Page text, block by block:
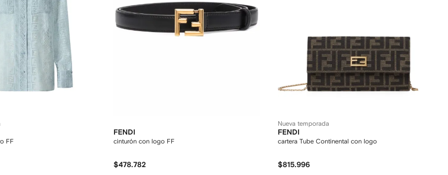
FF
FENDI
cinturón con logo FF
$478.782
Nueva temporada
FENDI
cartera Tube Continental con logo
$815.996